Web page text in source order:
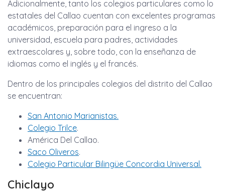
Adicionalmente, tanto los colegios particulares como lo
estatales del Callao cuentan con excelentes programas
académicos, preparación para el ingreso a la
universidad, escuela para padres, actividades
extraescolares y, sobre todo, con la enseñanza de
idiomas como el inglés y el francés.
Dentro de los principales colegios del distrito del Callao
se encuentran:
San Antonio Marianistas.
Colegio Trilce.
América Del Callao.
Saco Oliveros.
Colegio Particular Bilingüe Concordia Universal.
Chiclayo